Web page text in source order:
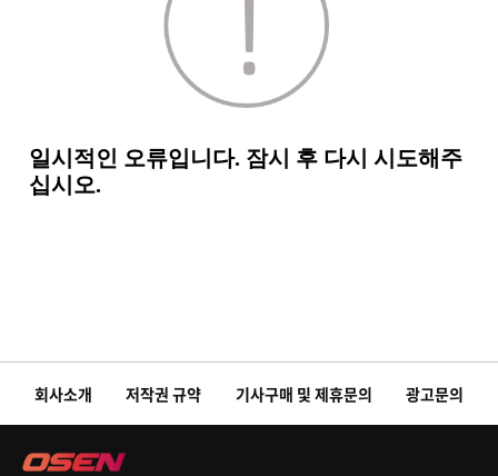
회사소개 저작권 규약 기사구매 및 제휴문의 광고문의